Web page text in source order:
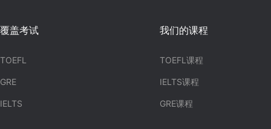
覆盖考试
TOEFL
GRE
IELTS
我们的课程
TOEFL课程
IELTS课程
GRE课程